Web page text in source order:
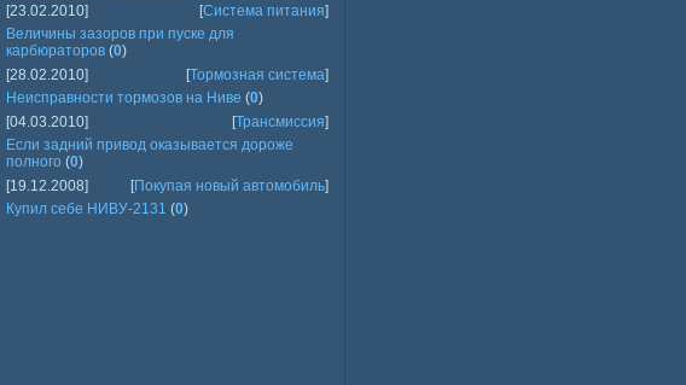
[23.02.2010] [Система питания]
Величины зазоров при пуске для
карбюраторов (0)
[28.02.2010] [Тормозная система]
Неисправности тормозов на Ниве (0)
[04.03.2010] [Трансмиссия]
Если задний привод оказывается дороже
полного (0)
[19.12.2008] [Покупая новый автомобиль]
Купил себе НИВУ-2131 (0)